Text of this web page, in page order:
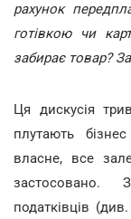
рахунок
готівкою чи
забирає товар?
Ця дискусія
плутають
власне, все
застосовано.
податківців (див.